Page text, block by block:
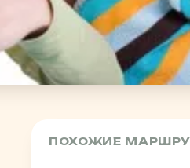
ПОХОЖИЕ